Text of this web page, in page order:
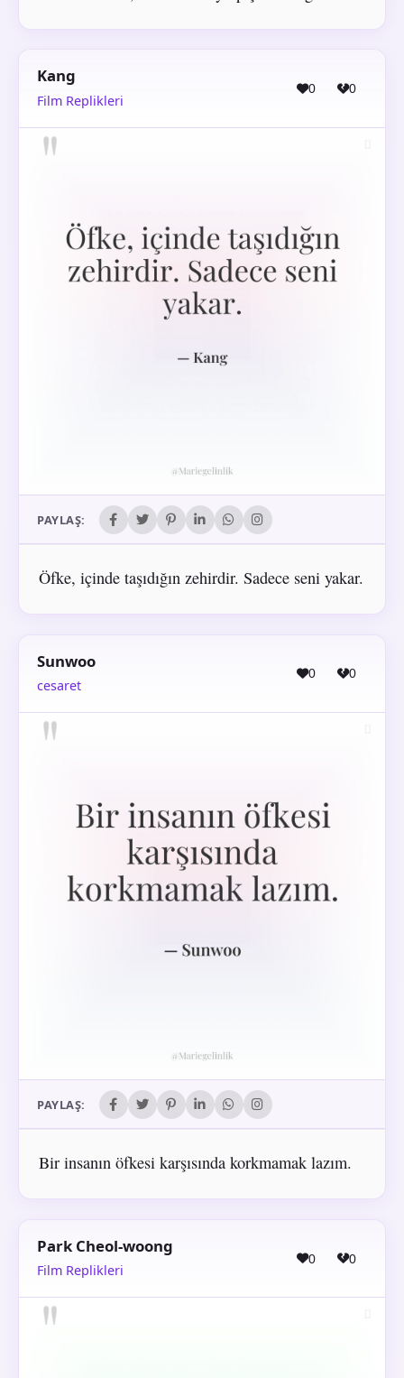
Kang
Film Replikleri
0 0
PAYLAŞ:
Öfke, içinde taşıdığın zehirdir. Sadece seni yakar.
Sunwoo
cesaret
0 0
PAYLAŞ:
Bir insanın öfkesi karşısında korkmamak lazım.
Park Cheol-woong
Film Replikleri
0 0